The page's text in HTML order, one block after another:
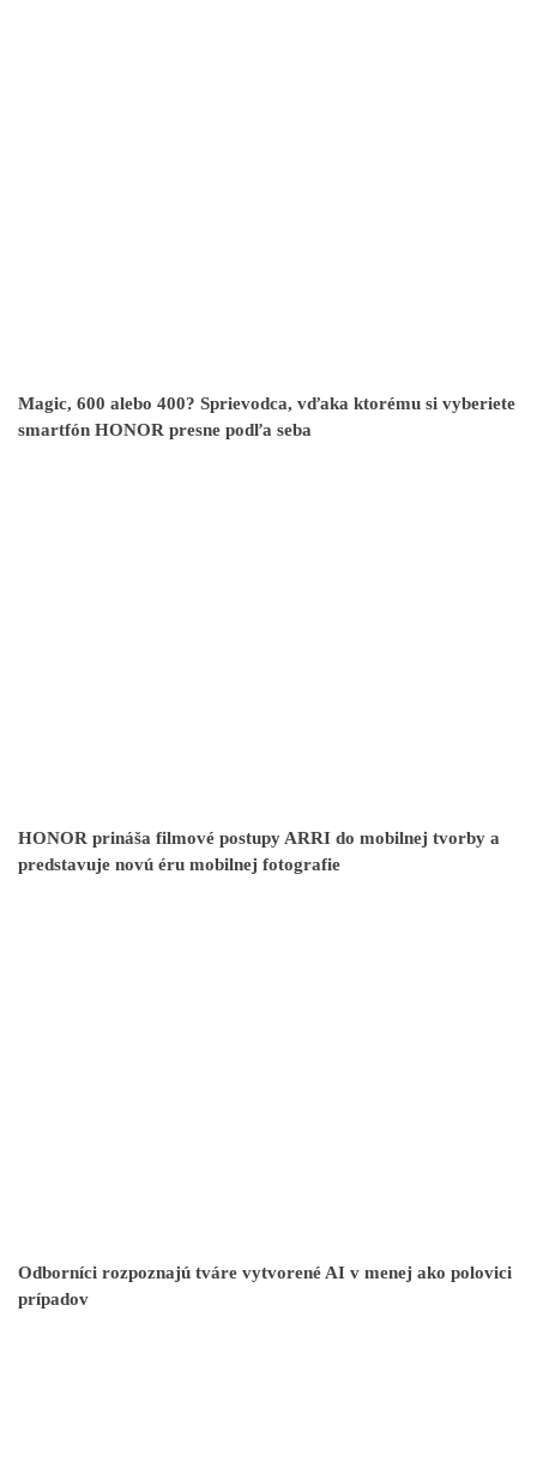
Magic, 600 alebo 400? Sprievodca, vďaka ktorému si vyberiete
smartfón HONOR presne podľa seba
HONOR prináša filmové postupy ARRI do mobilnej tvorby a
predstavuje novú éru mobilnej fotografie
Odborníci rozpoznajú tváre vytvorené AI v menej ako polovici
prípadov